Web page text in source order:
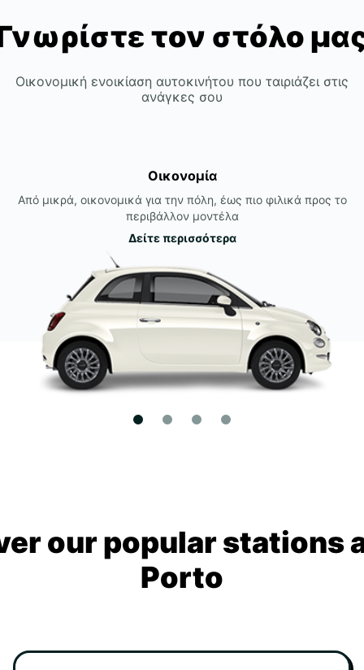
τον στόλο
Οικονομική ενοικίαση αυτοκινήτου που ταιριάζει στις
ανάγκες σου
Οικονομία
Από μικρά, οικονομικά για την πόλη, έως πιο φιλικά προς το
περιβάλλον μοντέλα
Δείτε περισσότερα
our popular stations
Porto